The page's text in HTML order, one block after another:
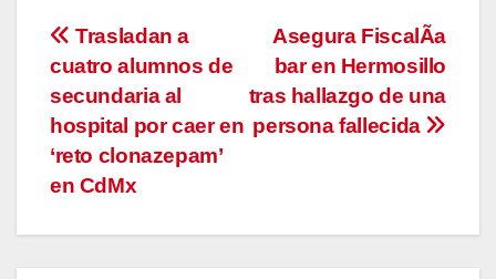
Navegación
de
entradas
Asegura FiscalÃa
bar en Hermosillo
tras hallazgo de una
persona fallecida
Trasladan a
cuatro alumnos de
secundaria al
hospital por caer en
‘reto clonazepam’
en CdMx